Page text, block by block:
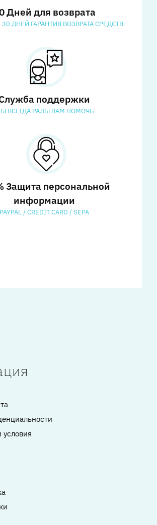
Дней для возврата
ДНЕЙ ГАРАНТИЯ ВОЗВРАТА СРЕДСТВ
поддержки
ВСЕГДА РАДЫ ВАМ ПОМОЧЬ
Защита персональной
информации
PAYPAL / CREDIT CARD / SEPA